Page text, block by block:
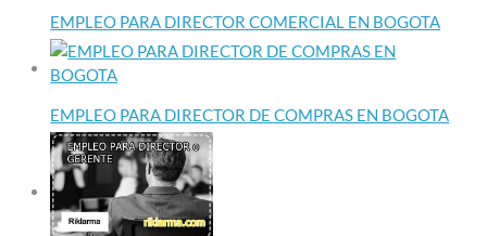
EMPLEO PARA DIRECTOR COMERCIAL EN BOGOTA
EMPLEO PARA DIRECTOR DE COMPRAS EN BOGOTA